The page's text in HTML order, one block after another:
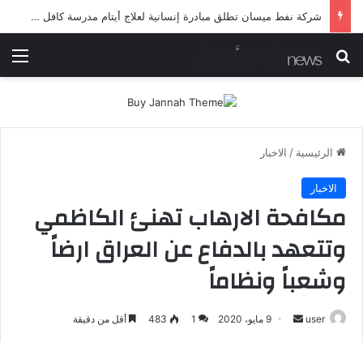
شرطة ميسان تلقي القبض على مطلقي العيارات النارية أثناء تشييع جنائزي في العمارة
بحث عن
الرئيسية / الاخبار
الاخبار
مكافحة الارهاب تهنئ الكاظمي
وتتعهد بالدفاع عن العراق ارضاً
وشعباً ونظاماً
user
أرسل 9 مايو، 2020 1
483 أقل من دقيقة